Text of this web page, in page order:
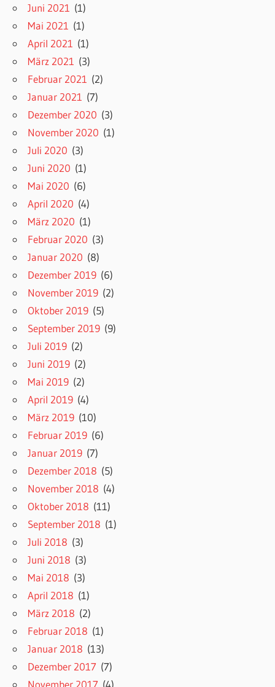
Juni 2021 (1)
Mai 2021 (1)
April 2021 (1)
März 2021 (3)
Februar 2021 (2)
Januar 2021 (7)
Dezember 2020 (3)
November 2020 (1)
Juli 2020 (3)
Juni 2020 (1)
Mai 2020 (6)
April 2020 (4)
März 2020 (1)
Februar 2020 (3)
Januar 2020 (8)
Dezember 2019 (6)
November 2019 (2)
Oktober 2019 (5)
September 2019 (9)
Juli 2019 (2)
Juni 2019 (2)
Mai 2019 (2)
April 2019 (4)
März 2019 (10)
Februar 2019 (6)
Januar 2019 (7)
Dezember 2018 (5)
November 2018 (4)
Oktober 2018 (11)
September 2018 (1)
Juli 2018 (3)
Juni 2018 (3)
Mai 2018 (3)
April 2018 (1)
März 2018 (2)
Februar 2018 (1)
Januar 2018 (13)
Dezember 2017 (7)
November 2017 (4)